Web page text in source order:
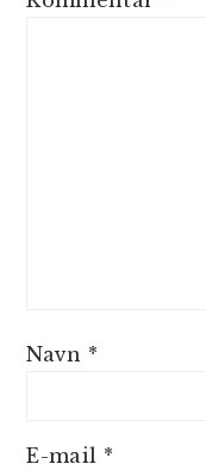
Navn *
E-mail *